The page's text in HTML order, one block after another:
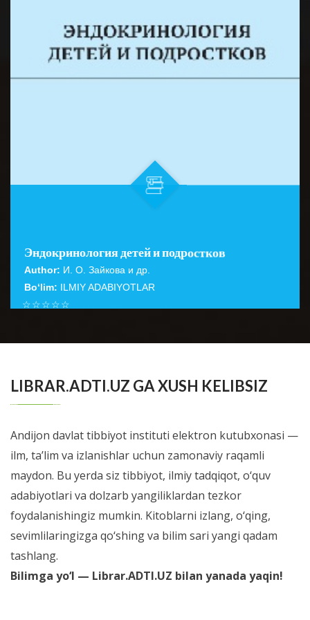
Эндокринология детей и подростков
Author: И. О. Зайкова и др.
Bo‘lim: ILMIY ADABIYOTLAR
☆
☆
☆
☆
☆
LIBRAR.ADTI.UZ GA XUSH KELIBSIZ
Andijon davlat tibbiyot instituti elektron kutubxonasi —
ilm, ta’lim va izlanishlar uchun zamonaviy raqamli
maydon. Bu yerda siz tibbiyot, ilmiy tadqiqot, o‘quv
adabiyotlari va dolzarb yangiliklardan tezkor
foydalanishingiz mumkin. Kitoblarni izlang, o‘qing,
sevimlilaringizga qo‘shing va bilim sari yangi qadam
tashlang.
Bilimga yo‘l — Librar.ADTI.UZ bilan yanada yaqin!